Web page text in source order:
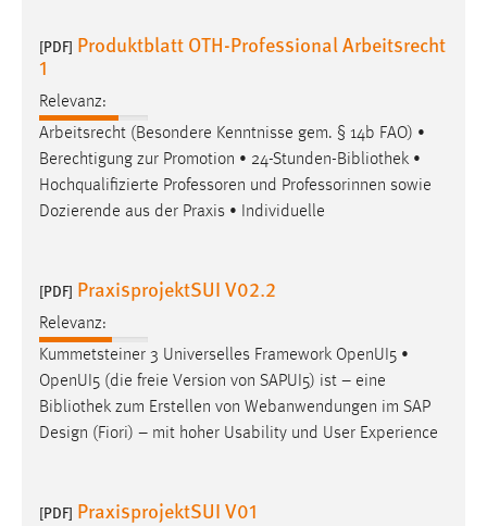
[PDF] Produktblatt OTH-Professional Arbeitsrecht
1
Relevanz:
Arbeitsrecht (Besondere Kenntnisse gem. § 14b FAO) •
Berechtigung zur Promotion • 24-Stunden-Bibliothek •
Hochqualifizierte Professoren und Professorinnen sowie
Dozierende aus der Praxis • Individuelle
[PDF] PraxisprojektSUI V02.2
Relevanz:
Kummetsteiner 3 Universelles Framework OpenUI5 •
OpenUI5 (die freie Version von SAPUI5) ist – eine
Bibliothek zum Erstellen von Webanwendungen im SAP
Design (Fiori) – mit hoher Usability und User Experience
[PDF] PraxisprojektSUI V01
Facebook Pixel
Name:
_fbp
Facebook
Zweck:
Conversion-Tracking
Cookie Laufzeit:
3 Monate
EXTERNE MEDIEN